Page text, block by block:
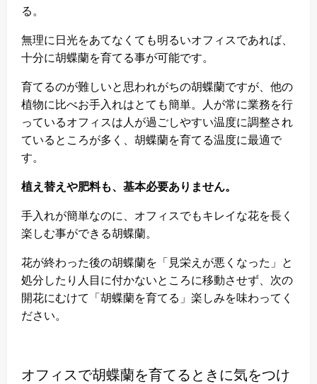
る。
無理に日光をあてなくても明るいオフィスであれば、
十分に胡蝶蘭を育てる事が可能です。
育てるのが難しいと思われがちの胡蝶蘭ですが、他の
植物に比べお手入れはとても簡単。人が常に業務を行
っているオフィスは人が過ごしやすい温度に調整され
ているところが多く、胡蝶蘭を育てる温度に最適で
す。
植え替えや肥料も、基本必要ありません。
手入れが簡単なのに、オフィスでもキレイな花を長く
楽しむ事ができる胡蝶蘭。
花が終わった後の胡蝶蘭を「見栄えが悪くなった」と
処分したり人目に付かないところに移動させず、次の
開花にむけて「胡蝶蘭を育てる」楽しみを味わってく
ださい。
オフィスで胡蝶蘭を育てるときに気をつけ